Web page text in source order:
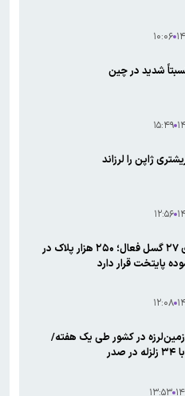
۱۰:۰۶
شدید در چین
۱۵:۴۹
۱۲:۵۶
تهران روی ۲۷ گسل فعال؛ ۲۵۰ هزار پلاک در
پایتخت قرار دارد
۱۲:۰۸
ثبت ۱۲۸ زمین‌لرزه در کشور طی یک هفته/
۱۳:۵۳